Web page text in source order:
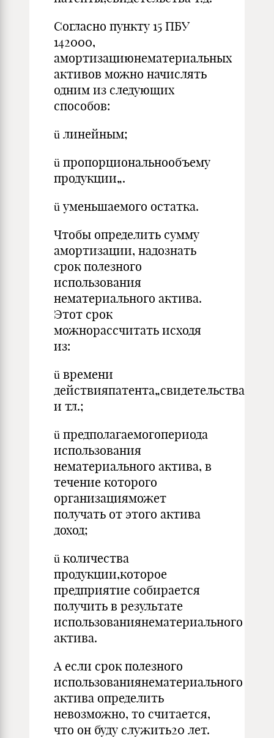
Согласно пункту 15 ПБУ
142000,
амортизациюнематериальных
активов можно начислять
одним из следующих
способов:
ü линейным;
ü пропорциональнообъему
продукции„.
ü уменьшаемого остатка.
Чтобы определить сумму
амортизации, надознать
срок полезного
использования
нематериального актива.
Этот срок
можнорассчитать исходя
из:
ü времени
действияпатента„свидетельства
и тл.;
ü предполагаемогопериода
использования
нематериального актива, в
течение которого
организацияможет
получать от этого актива
доход;
ü количества
продукции,которое
предприятие собирается
получить в результате
использованиянематериального
актива.
А если срок полезного
использованиянематериального
актива определить
невозможно, то считается,
что он буду служить20 лет.